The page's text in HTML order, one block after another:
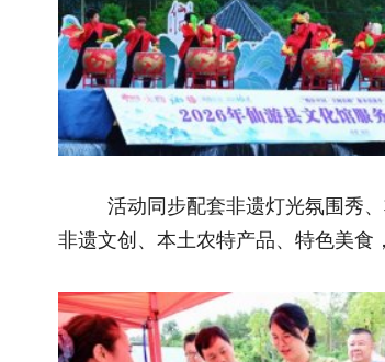
此次"千年古韵·书香溪口"主题活动是立
地丰富的非遗资源，活动创新采用"非遗+文创
化"火"起来，带动非遗文创、农特产品销售，
展优势，让游客在品味古韵的同时，也能感受